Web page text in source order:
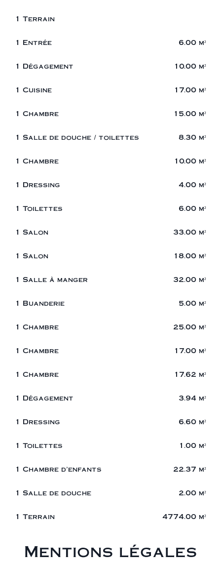
1 Terrain
1 Entrée 6.00 m²
1 Dégagement 10.00 m²
1 Cuisine 17.00 m²
1 Chambre 15.00 m²
1 Salle de douche / toilettes 8.30 m²
1 Chambre 10.00 m²
1 Dressing 4.00 m²
1 Toilettes 6.00 m²
1 Salon 33.00 m²
1 Salon 18.00 m²
1 Salle à manger 32.00 m²
1 Buanderie 5.00 m²
1 Chambre 25.00 m²
1 Chambre 17.00 m²
1 Chambre 17.62 m²
1 Dégagement 3.94 m²
1 Dressing 6.60 m²
1 Toilettes 1.00 m²
1 Chambre d'enfants 22.37 m²
1 Salle de douche 2.00 m²
1 Terrain 4774.00 m²
Mentions légales